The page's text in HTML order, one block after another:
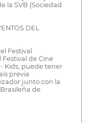
la SVB (Sociedad
DEL
Festival
de Cine
Kids, puede tener
previa
junto con la
de